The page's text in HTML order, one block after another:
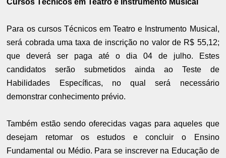
Cursos Técnicos em Teatro e Instrumento Musical
Para os cursos Técnicos em Teatro e Instrumento Musical,
será cobrada uma taxa de inscrição no valor de R$ 55,12;
que deverá ser paga até o dia 04 de julho. Estes
candidatos serão submetidos ainda ao Teste de
Habilidades Específicas, no qual será necessário
demonstrar conhecimento prévio.
Também estão sendo oferecidas vagas para aqueles que
desejam retomar os estudos e concluir o Ensino
Fundamental ou Médio. Para se inscrever na Educação de